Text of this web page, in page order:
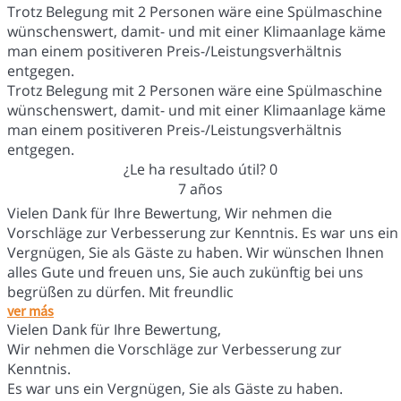
Trotz Belegung mit 2 Personen wäre eine Spülmaschine
wünschenswert, damit- und mit einer Klimaanlage käme
man einem positiveren Preis-/Leistungsverhältnis
entgegen.
Trotz Belegung mit 2 Personen wäre eine Spülmaschine
wünschenswert, damit- und mit einer Klimaanlage käme
man einem positiveren Preis-/Leistungsverhältnis
entgegen.
¿Le ha resultado útil?0
7 años
Vielen Dank für Ihre Bewertung, Wir nehmen die
Vorschläge zur Verbesserung zur Kenntnis. Es war uns ein
Vergnügen, Sie als Gäste zu haben. Wir wünschen Ihnen
alles Gute und freuen uns, Sie auch zukünftig bei uns
begrüßen zu dürfen. Mit freundlic
ver más
Vielen Dank für Ihre Bewertung,
Wir nehmen die Vorschläge zur Verbesserung zur
Kenntnis.
Es war uns ein Vergnügen, Sie als Gäste zu haben.